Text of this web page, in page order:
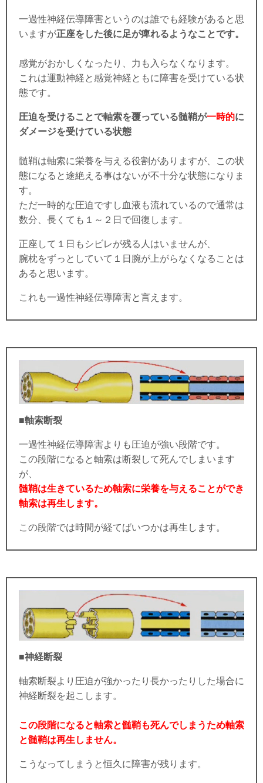
一過性神経伝導障害というのは誰でも経験があると思
いますが正座をした後に足が痺れるようなことです。
感覚がおかしくなったり、力も入らなくなります。
これは運動神経と感覚神経ともに障害を受けている状
態です。
圧迫を受けることで軸索を覆っている髄鞘が一時的に
ダメージを受けている状態
髄鞘は軸索に栄養を与える役割がありますが、この状
態になると途絶える事はないが不十分な状態になりま
す。
ただ一時的な圧迫ですし血液も流れているので通常は
数分、長くても１～２日で回復します。
正座して１日もシビレが残る人はいませんが、
腕枕をずっとしていて１日腕が上がらなくなることは
あると思います。
これも一過性神経伝導障害と言えます。
■軸索断裂
一過性神経伝導障害よりも圧迫が強い段階です。
この段階になると軸索は断裂して死んでしまいます
が、
髄鞘は生きているため軸索に栄養を与えることができ
軸索は再生します。
この段階では時間が経てばいつかは再生します。
■神経断裂
軸索断裂より圧迫が強かったり長かったりした場合に
神経断裂を起こします。
この段階になると軸索と髄鞘も死んでしまうため軸索
と髄鞘は再生しません。
こうなってしまうと恒久に障害が残ります。